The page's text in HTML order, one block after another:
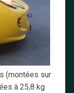
(montées sur
à 25,8 kg